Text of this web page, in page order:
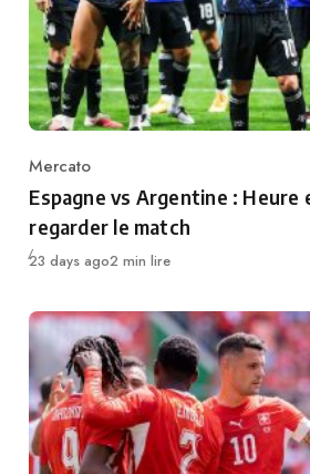
Category
Mercato
Espagne vs Argentine : Heure
regarder le match
Publié
23 days ago2 min lire